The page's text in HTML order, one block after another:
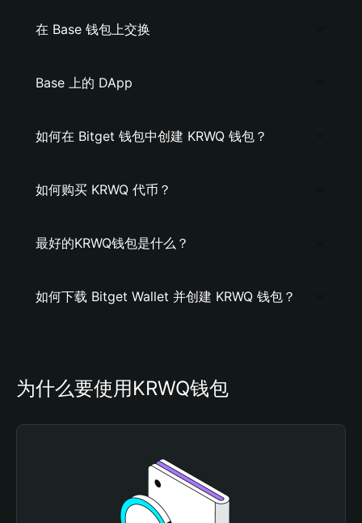
在 Base 钱包上交换
Base 上的 DApp
如何在 Bitget 钱包中创建 KRWQ 钱包？
如何购买 KRWQ 代币？
最好的KRWQ钱包是什么？
如何下载 Bitget Wallet 并创建 KRWQ 钱包？
为什么要使用KRWQ钱包